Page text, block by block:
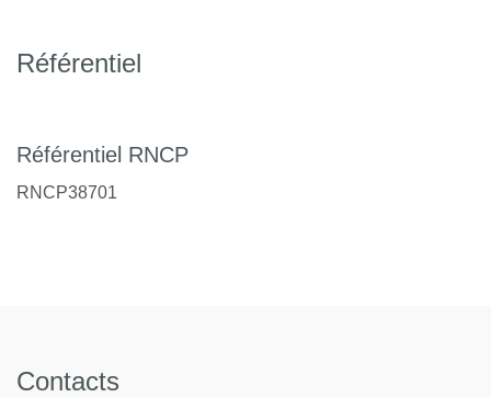
Référentiel
Référentiel RNCP
RNCP38701
Contacts